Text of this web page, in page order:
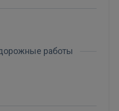
with Appleработы